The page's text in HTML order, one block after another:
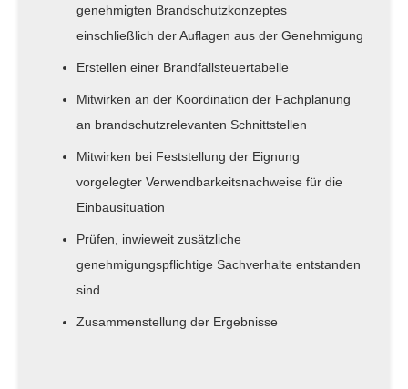
genehmigten Brandschutzkonzeptes
einschließlich der Auflagen aus der Genehmigung
Erstellen einer Brandfallsteuertabelle
Mitwirken an der Koordination der Fachplanung
an brandschutzrelevanten Schnittstellen
Mitwirken bei Feststellung der Eignung
vorgelegter Verwendbarkeitsnachweise für die
Einbausituation
Prüfen, inwieweit zusätzliche
genehmigungspflichtige Sachverhalte entstanden
sind
Zusammenstellung der Ergebnisse